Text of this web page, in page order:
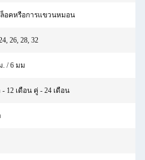
ล็อคหรือการแขวนหมอน
26, 28, 32
. / 6 มม
- 12 เดือน คู่ - 24 เดือน